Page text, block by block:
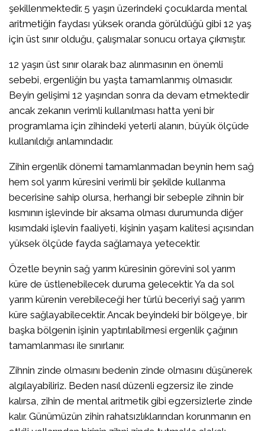
şekillenmektedir. 5 yaşın üzerindeki çocuklarda mental
aritmetiğin faydası yüksek oranda görüldüğü gibi 12 yaş
için üst sınır olduğu, çalışmalar sonucu ortaya çıkmıştır.
12 yaşın üst sınır olarak baz alınmasının en önemli
sebebi, ergenliğin bu yaşta tamamlanmış olmasıdır.
Beyin gelişimi 12 yaşından sonra da devam etmektedir
ancak zekanın verimli kullanılması hatta yeni bir
programlama için zihindeki yeterli alanın, büyük ölçüde
kullanıldığı anlamındadır.
Zihin ergenlik dönemi tamamlanmadan beynin hem sağ
hem sol yarım küresini verimli bir şekilde kullanma
becerisine sahip olursa, herhangi bir sebeple zihnin bir
kısmının işlevinde bir aksama olması durumunda diğer
kısımdaki işlevin faaliyeti, kişinin yaşam kalitesi açısından
yüksek ölçüde fayda sağlamaya yetecektir.
Özetle beynin sağ yarım küresinin görevini sol yarım
küre de üstlenebilecek duruma gelecektir. Ya da sol
yarım kürenin verebileceği her türlü beceriyi sağ yarım
küre sağlayabilecektir. Ancak beyindeki bir bölgeye, bir
başka bölgenin işinin yaptırılabilmesi ergenlik çağının
tamamlanması ile sınırlanır.
Zihnin zinde olmasını bedenin zinde olmasını düşünerek
algılayabiliriz. Beden nasıl düzenli egzersiz ile zinde
kalırsa, zihin de mental aritmetik gibi egzersizlerle zinde
kalır. Günümüzün zihin rahatsızlıklarından korunmanın en